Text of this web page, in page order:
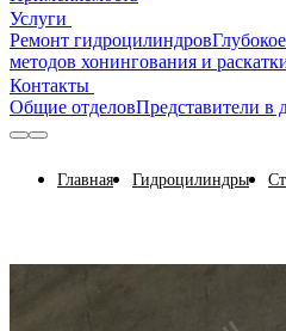
Услуги
Ремонт гидроцилиндров
методов хонингования и
Контакты
Общие отделовПредставители в
Главная Гидроцилиндры